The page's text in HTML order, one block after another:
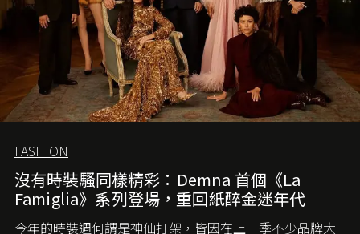
FASHION
沒有時裝騷同樣精彩：Demna 首個《La
Famiglia》系列登場，重回紙醉金迷年代
今年的時裝週何謂是神仙打架，皆因在上一季不少品牌大